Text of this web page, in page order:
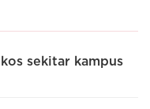
sekitar kampus